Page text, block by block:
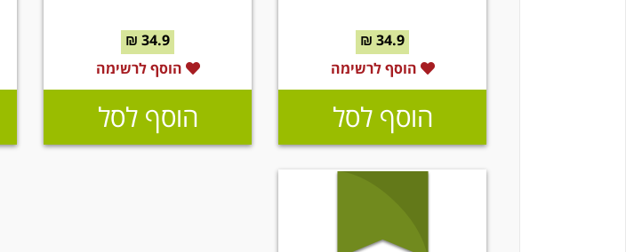
34.9 ₪
הוסף לרשימה
הוסף לסל
34.9 ₪
הוסף לרשימה
הוסף לסל